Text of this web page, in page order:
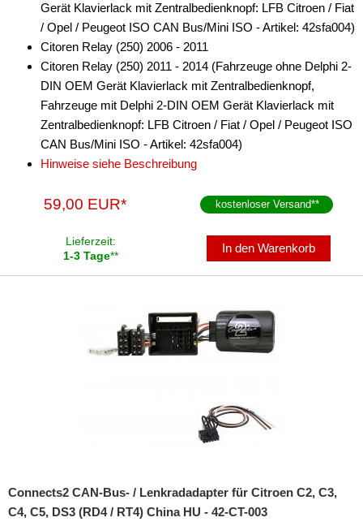
für Lancia
für Land Rover
für Lincoln
für MAN
für Mazda
für Mini
für Scania
Gerät Klavierlack mit Zentralbedienknopf: LFB Citroen / Fiat
/ Opel / Peugeot ISO CAN Bus/Mini ISO - Artikel: 42sfa004)
Citoren Relay (250) 2006 - 2011
Citoren Relay (250) 2011 - 2014 (Fahrzeuge ohne Delphi 2-
DIN OEM Gerät Klavierlack mit Zentralbedienknopf,
Fahrzeuge mit Delphi 2-DIN OEM Gerät Klavierlack mit
Zentralbedienknopf: LFB Citroen / Fiat / Opel / Peugeot ISO
CAN Bus/Mini ISO - Artikel: 42sfa004)
Hinweise siehe Beschreibung
59,00 EUR* kostenloser Versand**
Lieferzeit:
1-3 Tage**
In den Warenkorb
Connects2 CAN-Bus- / Lenkradadapter für Citroen C2, C3,
C4, C5, DS3 (RD4 / RT4) China HU - 42-CT-003